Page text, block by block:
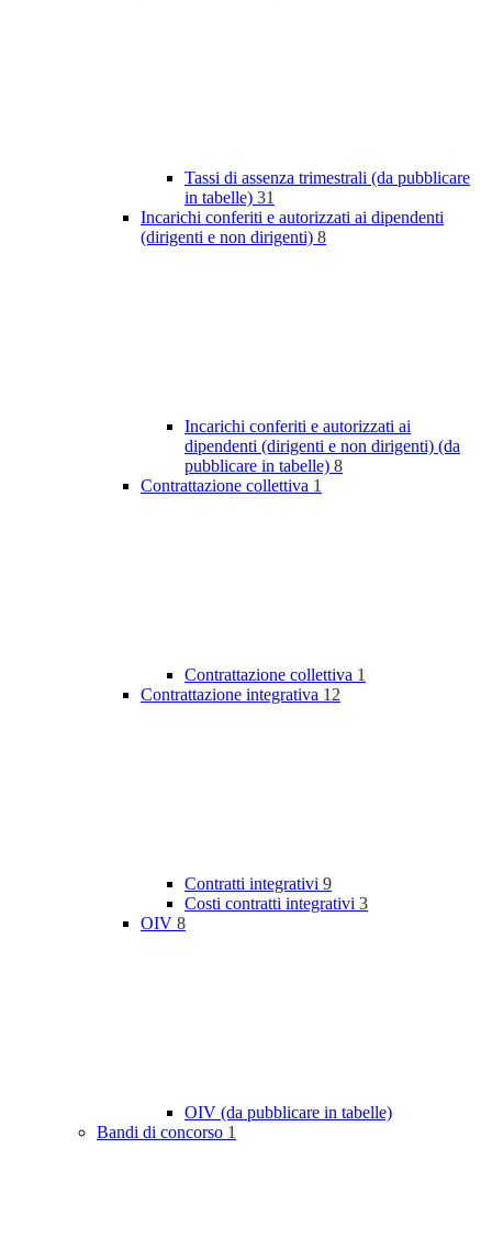
Tassi di assenza trimestrali (da pubblicare
in tabelle) 31
Incarichi conferiti e autorizzati ai dipendenti
(dirigenti e non dirigenti) 8
Incarichi conferiti e autorizzati ai
dipendenti (dirigenti e non dirigenti) (da
pubblicare in tabelle) 8
Contrattazione collettiva 1
Contrattazione collettiva 1
Contrattazione integrativa 12
Contratti integrativi 9
Costi contratti integrativi 3
OIV 8
OIV (da pubblicare in tabelle)
Bandi di concorso 1